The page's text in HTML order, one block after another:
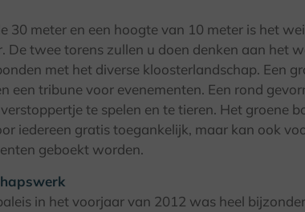
30 meter en een hoogte van 10 meter is het
De twee torens zullen u doen denken aan het
met het diverse kloosterlandschap. Een
een tribune voor evenementen. Een rond
te spelen en te tieren. Het groene
iedereen gratis toegankelijk, maar kan ook
geboekt worden.
in het voorjaar van 2012 was heel